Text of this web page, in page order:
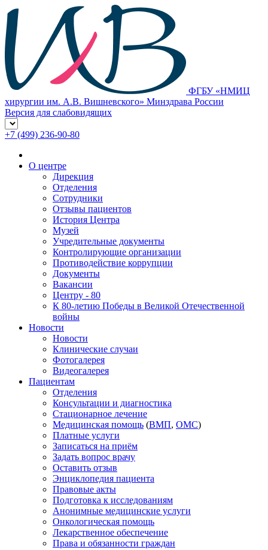
ФГБУ «НМИЦ
хирургии им. А.В. Вишневского» Минздрава России
Версия для слабовидящих
+7 (499) 236-90-80
О центре
Дирекция
Отделения
Сотрудники
Отзывы пациентов
История Центра
Музей
Учредительные документы
Контролирующие организации
Противодействие коррупции
Документы
Вакансии
Центру - 80
К 80-летию Победы в Великой Отечественной
войны
Новости
Новости
Клинические случаи
Фотогалерея
Видеогалерея
Пациентам
Отделения
Консультации и диагностика
Стационарное лечение
Медицинская помощь (ВМП, ОМС)
Платные услуги
Записаться на приём
Задать вопрос врачу
Оставить отзыв
Энциклопедия пациента
Правовые акты
Подготовка к исследованиям
Анонимные медицинские услуги
Онкологическая помощь
Лекарственное обеспечение
Права и обязанности граждан